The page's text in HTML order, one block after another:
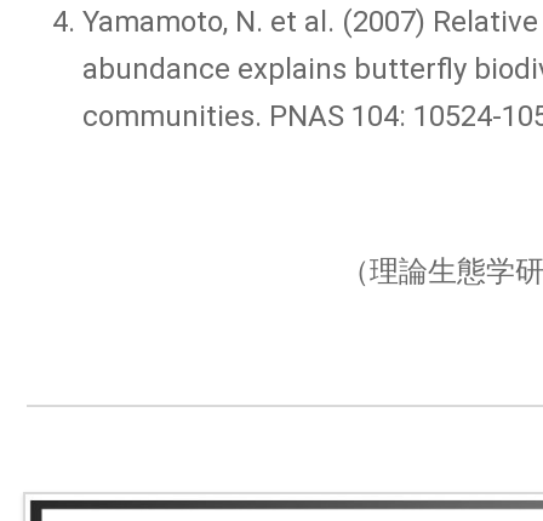
Yamamoto, N. et al. (2007)
abundance explains butterfly
communities. PNAS 104: 10524-
（理論生態学